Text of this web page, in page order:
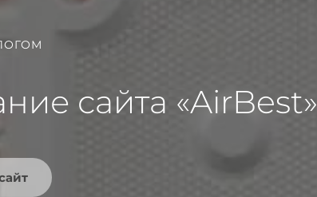
сайта «AirBest»